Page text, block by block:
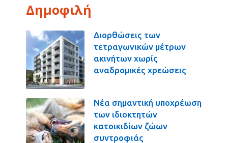
Δημοφιλή
Διορθώσεις των
τετραγωνικών μέτρων
ακινήτων χωρίς
αναδρομικές χρεώσεις
Νέα σημαντική υποχρέωση
των ιδιοκτητών
κατοικιδίων ζώων
συντροφιάς